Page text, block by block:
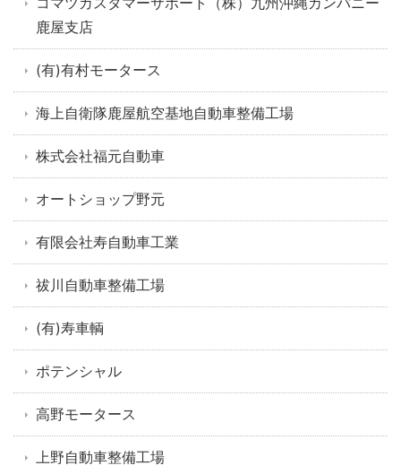
鹿屋支店
(有)有村モータース
海上自衛隊鹿屋航空基地自動車整備工場
株式会社福元自動車
オートショップ野元
有限会社寿自動車工業
祓川自動車整備工場
(有)寿車輌
ポテンシャル
高野モータース
上野自動車整備工場